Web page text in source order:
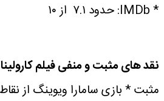
* IMDb: حدود ۷.۱ از ۱۰
نقد های مثبت و منفی فیلم
مثبت* بازی سامارا ویوینگ از